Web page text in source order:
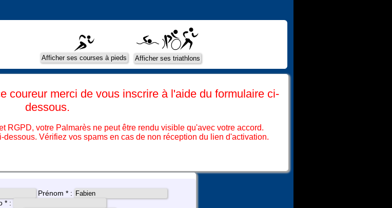
coureur merci de vous inscrire à l'aide du formulaire ci-
dessous.
RGPD, votre Palmarès ne peut être rendu visible qu'avec votre accord.
Vérifiez vos spams en cas de non réception du lien d'activation.
Prénom * :
* :